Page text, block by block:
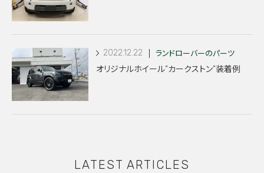
2022.12.22 ランドローバーのパーツ
オリジナルホイール”カークストン”装着例
LATEST ARTICLES